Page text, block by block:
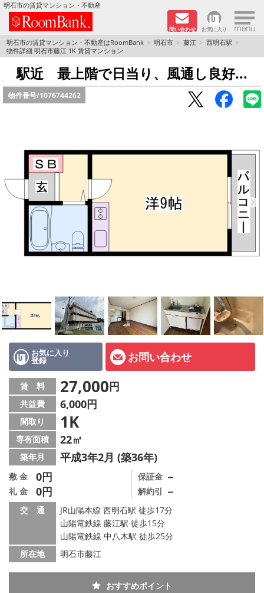
明石市の賃貸マンション・不動産
問い合わせ お気に入り ×
TOPページ
分譲マンションシリーズ
リノベーション物件
オートロック付き物件特集
路線·駅から探す
地域から探す
地図から探す
スタッフ紹介ページ
LINE公式アカウント
店舗情報·アクセス
会社概要
メールでお問い合わせ
明石市の賃貸マンション・不動産はRoomBank 明石市 藤江
西明石駅
物件詳細 明石市藤江 1K 賃貸マンション
駅近 最上階で日当り、風通し良好...
物件番号/1076744262
お気に入り
登録 お問い合わせ
賃 料 27,000円
共益費 6,000円
間取り 1K
専有面積 22㎡
築年月 平成3年2月 (築36年)
敷 金 0円
礼 金 0円
保証金 －
解約引 －
交 通
JR山陽本線 西明石駅 徒歩17分
山陽電鉄線 藤江駅 徒歩15分
山陽電鉄線 中八木駅 徒歩25分
所在地
明石市藤江
おすすめポイント